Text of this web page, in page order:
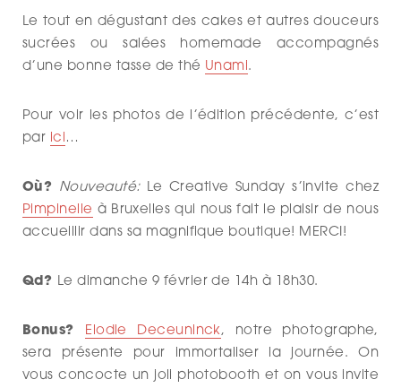
Le tout en dégustant des cakes et autres douceurs
sucrées ou salées homemade accompagnés
d’une bonne tasse de thé Unami .
Pour voir les photos de l’édition précédente, c’est
par ici …
Où? Nouveauté:Le Creative Sunday s’invite chez
Pimpinelle à Bruxelles qui nous fait le plaisir de nous
accueillir dans sa magnifique boutique! MERCI!
Qd? Le dimanche 9 février de 14h à 18h30.
Bonus? Elodie Deceuninck, notre photographe,
sera présente pour immortaliser la journée. On
vous concocte un joli photobooth et on vous invite